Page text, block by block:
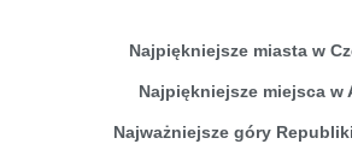
Najpiękniejsze miasta w
Najpiękniejsze miejsca w
Najważniejsze góry